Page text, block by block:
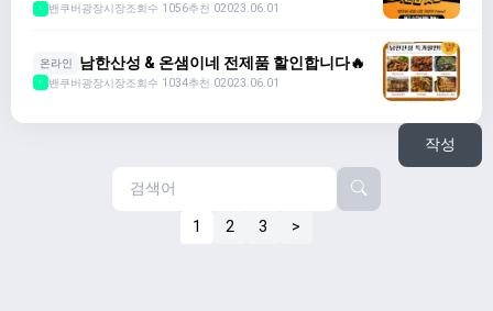
1 밴쿠버광장시장조회수 1056추천 02023.06.01
온라인 남한산성 & 온샘이네 전제품 할인합니다🔥
1 밴쿠버광장시장조회수 1034추천 02023.06.01
작성
1 2 3 >